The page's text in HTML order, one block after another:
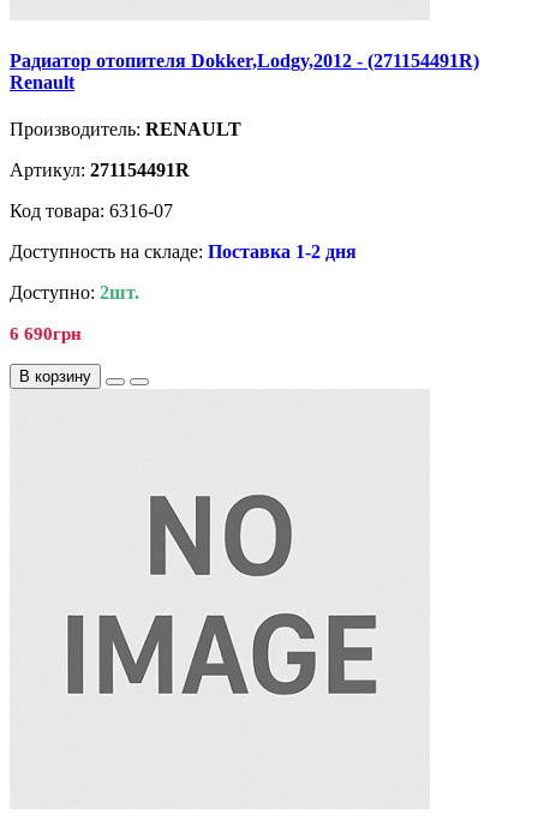
Радиатор отопителя Dokker,Lodgy,2012 - (271154491R)
Renault
Производитель: RENAULT
Артикул: 271154491R
Код товара: 6316-07
Доступность на складе: Поставка 1-2 дня
Доступно: 2шт.
6 690грн
В корзину